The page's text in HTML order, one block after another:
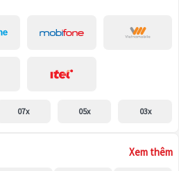
07x 05x 03x
Xem thêm